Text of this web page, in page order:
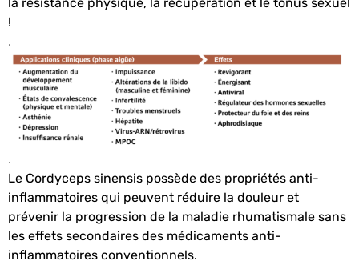
!
.
.
Le Cordyceps sinensis possède des propriétés anti-
inflammatoires qui peuvent réduire la douleur et
prévenir la progression de la maladie rhumatismale sans
les effets secondaires des médicaments anti-
inflammatoires conventionnels.